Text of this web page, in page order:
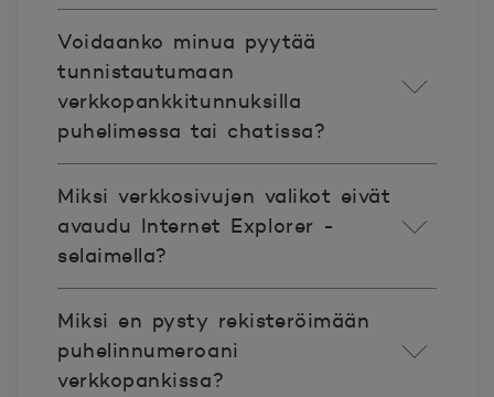
Voidaanko minua pyytää
tunnistautumaan
verkkopankkitunnuksilla
puhelimessa tai chatissa?
Miksi verkkosivujen valikot eivät
avaudu Internet Explorer -
selaimella?
Miksi en pysty rekisteröimään
puhelinnumeroani
verkkopankissa?